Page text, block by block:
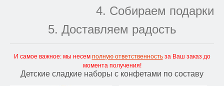
4. Собираем подарки
5. Доставляем радость
И самое важное: мы несем полную ответственностьза Ваш заказ до
момента получения!
Детские сладкие наборы с конфетами по составу